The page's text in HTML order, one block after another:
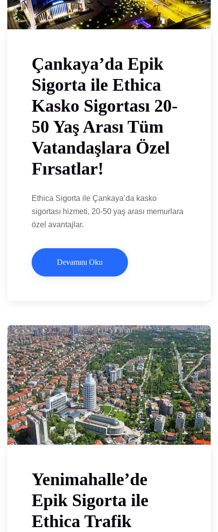
Çankaya’da Epik
Sigorta ile Ethica
Kasko Sigortası 20-
50 Yaş Arası Tüm
Vatandaşlara Özel
Fırsatlar!
Ethica Sigorta ile Çankaya’da kasko
sigortası hizmeti, 20-50 yaş arası memurlara
özel avantajlar.
Devamını Oku
Yenimahalle’de
Epik Sigorta ile
Ethica Trafik